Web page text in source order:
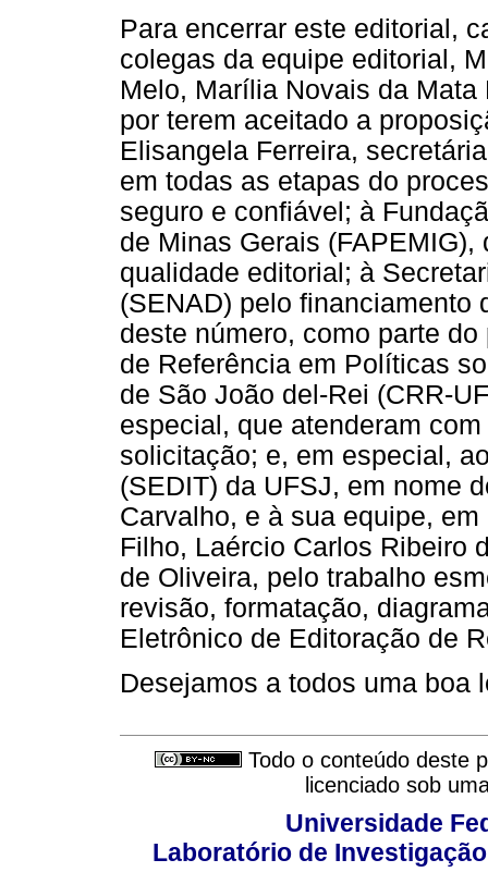
Para encerrar este editorial,
colegas da equipe editorial,
Melo, Marília Novais da
por terem aceitado a
Elisangela Ferreira,
em todas as etapas do
seguro e confiável; à
de Minas Gerais
qualidade editorial; à
(SENAD) pelo financiamento
deste número, como parte
de Referência em Políticas
de São João del-Rei (CRR-
especial, que atenderam
solicitação; e, em especial,
(SEDIT) da UFSJ, em nome
Carvalho, e à sua equipe,
Filho, Laércio Carlos Ribeiro
de Oliveira, pelo trabalho
revisão, formatação,
Eletrônico de Editoração de
Desejamos a todos uma boa
Todo o conteúdo deste
licenciado sob
Universidade
Laboratório de